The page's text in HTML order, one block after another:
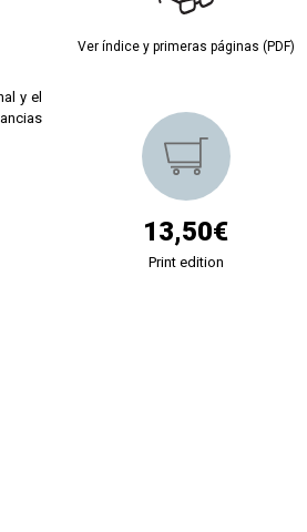
y el
Ver índice y primeras páginas (PDF)
13,50€
Print edition